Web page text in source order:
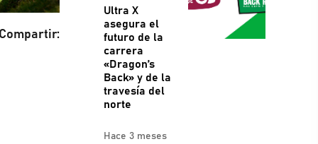
Compartir:
Ultra X
asegura el
futuro de la
carrera
«Dragon’s
Back» y de la
travesía del
norte
Hace 3 meses